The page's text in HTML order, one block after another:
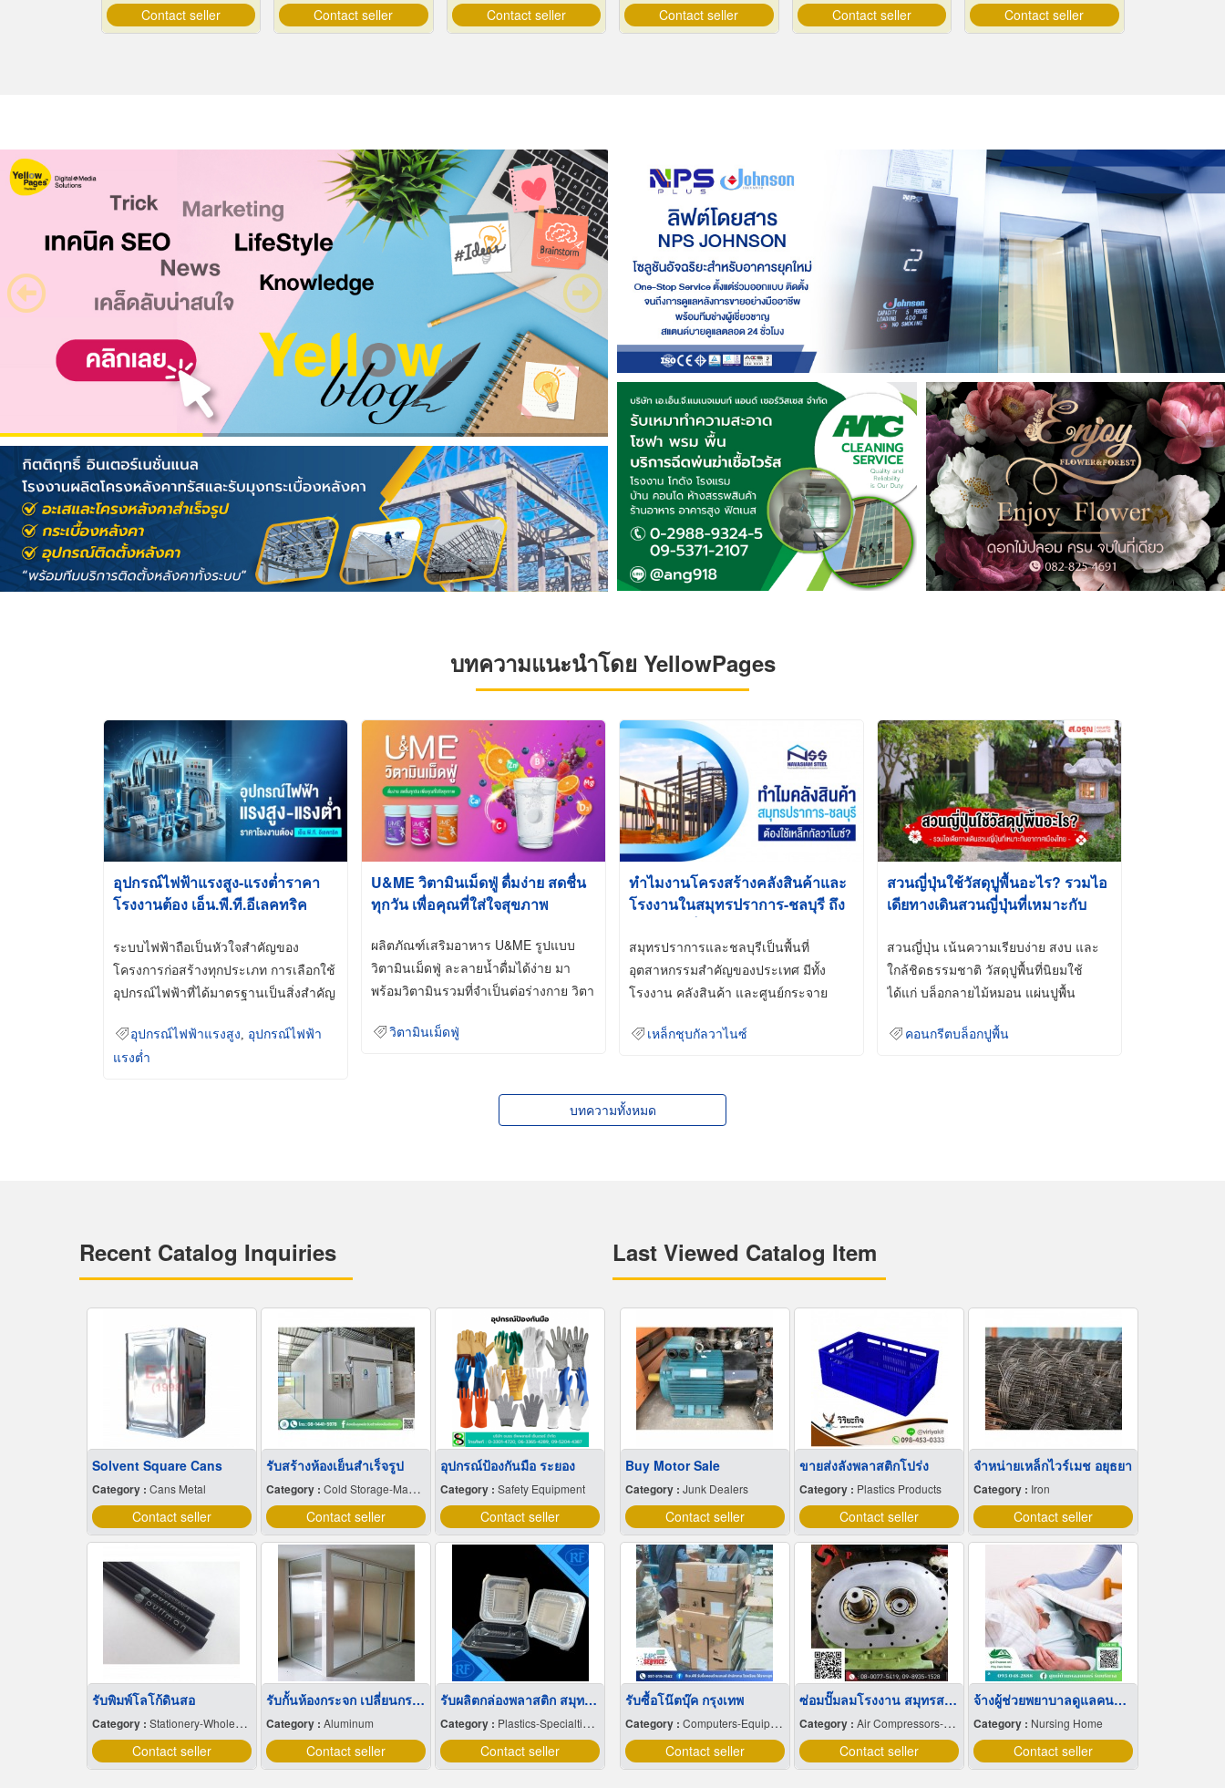
Contact seller Contact seller Contact seller Contact seller Contact seller Contact seller
บทความแนะนำโดย YellowPages
อุปกรณ์ไฟฟ้าแรงสูง-แรงต่ำราคา
โรงงานต้อง เอ็น.พี.ที.อีเลคทริค
ระบบไฟฟ้าถือเป็นหัวใจสำคัญของ
โครงการก่อสร้างทุกประเภท การเลือกใช้
อุปกรณ์ไฟฟ้าที่ได้มาตรฐานเป็นสิ่งสำคัญ
อุปกรณ์ไฟฟ้าแรงสูง
อุปกรณ์ไฟฟ้า
แรงต่ำ
U&ME วิตามินเม็ดฟู่ ดื่มง่าย สดชื่น
ทุกวัน เพื่อคุณที่ใส่ใจสุขภาพ
ผลิตภัณฑ์เสริมอาหาร U&ME รูปแบบ
วิตามินเม็ดฟู่ ละลายน้ำดื่มได้ง่าย มา
พร้อมวิตามินรวมที่จำเป็นต่อร่างกาย วิตา
วิตามินเม็ดฟู่
ทำไมงานโครงสร้างคลังสินค้าและ
โรงงานในสมุทรปราการ-ชลบุรี ถึง
Galvanized)
สมุทรปราการและชลบุรีเป็นพื้นที่
อุตสาหกรรมสำคัญของประเทศ มีทั้ง
โรงงาน คลังสินค้า และศูนย์กระจาย
เหล็กชุบกัลวาไนซ์
สวนญี่ปุ่นใช้วัสดุปูพื้นอะไร? รวมไอ
เดียทางเดินสวนญี่ปุ่นที่เหมาะกับ
สวนญี่ปุ่น เน้นความเรียบง่าย สงบ และ
ใกล้ชิดธรรมชาติ วัสดุปูพื้นที่นิยมใช้
ได้แก่ บล็อกลายไม้หมอน แผ่นปูพื้น
คอนกรีตบล็อกปูพื้น
บทความทั้งหมด
Recent Catalog Inquiries
Solvent Square Cans
Category : Cans Metal
Contact seller
รับสร้างห้องเย็นสำเร็จรูป
Category : Cold Storage-Manufacturers & Installation Designer
Contact seller
อุปกรณ์ป้องกันมือ ระยอง
Category :Safety Equipment
Contact seller
รับพิมพ์โลโก้ดินสอ
Category : Stationery-Wholesale & Manufacturers
Contact seller
รับกั้นห้องกระจก เปลี่ยนกระจกแตก กรุงเทพ
Category : Aluminum
Contact seller
รับผลิตกล่องพลาสติก สมุทรสาคร
Category : Plastics-Specialties-Wholesales & Manufacturers
Contact seller
Last Viewed Catalog Item
Buy Motor Sale
Category : Junk Dealers
Contact seller
ขายส่งลังพลาสติกโปร่ง
Category : Plastics Products
Contact seller
จำหน่ายเหล็กไวร์เมช อยุธยา
Category : Iron
Contact seller
รับซื้อโน๊ตบุ๊ค กรุงเทพ
Category : Computers-Equipment & Supplies
Contact seller
ซ่อมปั๊มลมโรงงาน สมุทรสงคราม
Category : Air Compressors-Repairing
Contact seller
จ้างผู้ช่วยพยาบาลดูแลคนป่วยที่บ้าน
Category : Nursing Home
Contact seller